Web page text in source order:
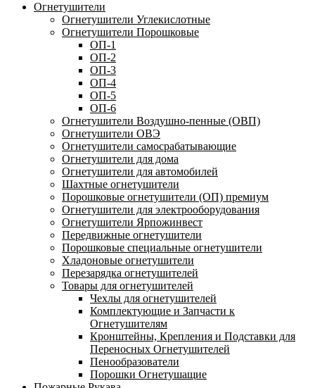
Огнетушители
Огнетушители Углекислотные
Огнетушители Порошковые
ОП-1
ОП-2
ОП-3
ОП-4
ОП-5
ОП-6
Огнетушители Воздушно-пенные (ОВП)
Огнетушители ОВЭ
Огнетушители самосрабатывающие
Огнетушители для дома
Огнетушители для автомобилей
Шахтные огнетушители
Порошковые огнетушители (ОП) премиум
Огнетушители для электрооборудования
Огнетушители Ярпожинвест
Передвижные огнетушители
Порошковые специальные огнетушители
Хладоновые огнетушители
Перезарядка огнетушителей
Товары для огнетушителей
Чехлы для огнетушителей
Комплектующие и Запчасти к
Огнетушителям
Кронштейны, Крепления и Подставки для
Переносных Огнетушителей
Пенообразователи
Порошки Огнетушащие